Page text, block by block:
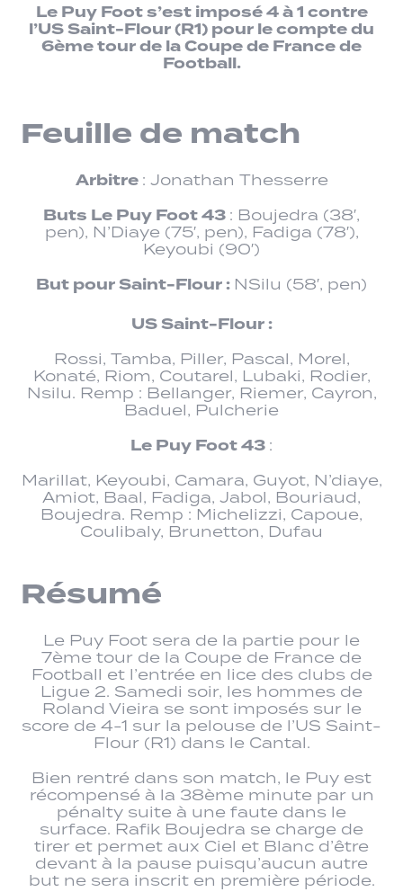
Le Puy Foot s’est imposé 4 à 1 contre
l’US Saint-Flour (R1) pour le compte du
6ème tour de la Coupe de France de
Football.
Feuille de match
Arbitre : Jonathan Thesserre
Buts Le Puy Foot 43 : Boujedra (38′,
pen), N’Diaye (75′, pen), Fadiga (78′),
Keyoubi (90′)
But pour Saint-Flour : NSilu (58′, pen)
US Saint-Flour :
Rossi, Tamba, Piller, Pascal, Morel,
Konaté, Riom, Coutarel, Lubaki, Rodier,
Nsilu. Remp : Bellanger, Riemer, Cayron,
Baduel, Pulcherie
Le Puy Foot 43 :
Marillat, Keyoubi, Camara, Guyot, N’diaye,
Amiot, Baal, Fadiga, Jabol, Bouriaud,
Boujedra. Remp : Michelizzi, Capoue,
Coulibaly, Brunetton, Dufau
Résumé
Le Puy Foot sera de la partie pour le
7ème tour de la Coupe de France de
Football et l’entrée en lice des clubs de
Ligue 2. Samedi soir, les hommes de
Roland Vieira se sont imposés sur le
score de 4-1 sur la pelouse de l’US Saint-
Flour (R1) dans le Cantal.
Bien rentré dans son match, le Puy est
récompensé à la 38ème minute par un
pénalty suite à une faute dans le
surface. Rafik Boujedra se charge de
tirer et permet aux Ciel et Blanc d’être
devant à la pause puisqu’aucun autre
but ne sera inscrit en première période.